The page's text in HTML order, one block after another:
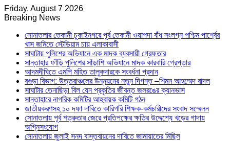
Friday, August 7 2026
Breaking News
সোনাতলার তেকানী চুকাইনগরে পূর্ব তেকানী ওয়াপদা বাঁধ সংলগ্ন পশ্চিম পার্শ্বের
খাস জমিতে স্টেডিয়াম চায় এলাকাবাসী
সাঘাটায় পুলিশের অভিযানে এক মাদক ব্যবসায়ী গ্রেফতার
সান্তাহার ফাঁড়ি পুলিশের সাঁড়াশি অভিযানে মাদক কারবারি গ্রেপ্তার
আদমদীঘিতে এমপি মহিত তালুকদারকে সংবর্ধনা প্রদান
বগুড়া বিভাগ: উত্তরাঞ্চলের উন্নয়নের নতুন দিগন্ত –শিমন আহম্মেদ বাদল
সাঘাটার তেনাছিড়া বিল যেন প্রকৃতির জীবন্ত জলরঙের ক্যানভাস
সান্তাহারে নাগরিক কমিটির আহবায়ক কমিটি গঠন
জাতীয়করণসহ ১০ দফা দাবিতে কারিগরি শিক্ষক-কর্মচারীদের সংবাদ সম্মেলন
সোনাতলায় পূর্ব শত্রুতার জেরে প্রতিপক্ষের ক্ষতির উদ্দেশ্যে খড়ের গাদায়
অগ্নিসংযোগ
সোনাতলায় জুলাই সনদ বাস্তবায়নের দাবিতে জামায়াতের মিছিল